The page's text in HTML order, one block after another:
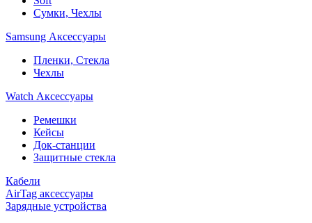
Сумки, Чехлы
Samsung Аксессуары
Пленки, Стекла
Чехлы
Watch Аксессуары
Ремешки
Кейсы
Док-станции
Защитные стекла
Кабели
AirTag аксессуары
Зарядные устройства